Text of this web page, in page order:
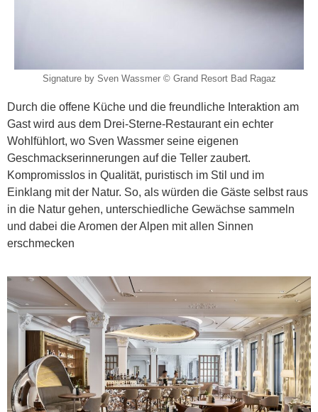
Signature by Sven Wassmer © Grand Resort Bad Ragaz
Durch die offene Küche und die freundliche Interaktion am
Gast wird aus dem Drei-Sterne-Restaurant ein echter
Wohlfühlort, wo Sven Wassmer seine eigenen
Geschmackserinnerungen auf die Teller zaubert.
Kompromisslos in Qualität, puristisch im Stil und im
Einklang mit der Natur. So, als würden die Gäste selbst raus
in die Natur gehen, unterschiedliche Gewächse sammeln
und dabei die Aromen der Alpen mit allen Sinnen
erschmecken